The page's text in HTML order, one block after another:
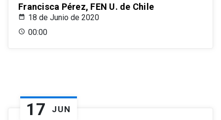
Francisca Pérez, FEN U. de Chile
18 de Junio de 2020
00:00
17 JUN